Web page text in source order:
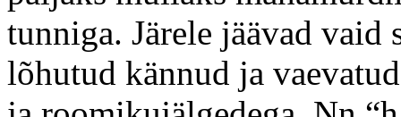
tunniga. Järele jäävad vaid
lõhutud kännud ja